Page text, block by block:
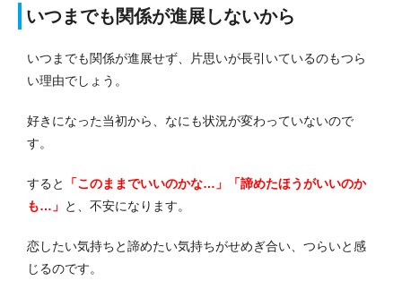
いつまでも関係が進展しないから
いつまでも関係が進展せず、片思いが長引いているのもつら
い理由でしょう。
好きになった当初から、なにも状況が変わっていないので
す。
すると
「このままでいいのかな…」「諦めたほうがいいのか
も…」 と、不安になります。
恋したい気持ちと諦めたい気持ちがせめぎ合い、つらいと感
じるのです。